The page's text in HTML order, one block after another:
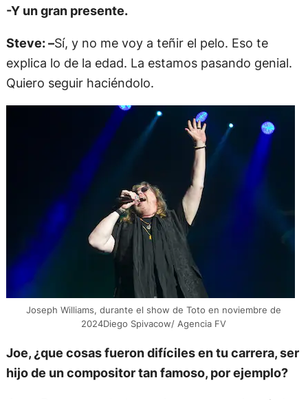
-Y un gran presente.
Steve: –Sí, y no me voy a teñir el pelo. Eso te
explica lo de la edad. La estamos pasando genial.
Quiero seguir haciéndolo.
Joseph Williams, durante el show de Toto en noviembre de
2024Diego Spivacow/ Agencia FV
Joe, ¿que cosas fueron difíciles en tu carrera, ser
hijo de un compositor tan famoso, por ejemplo?